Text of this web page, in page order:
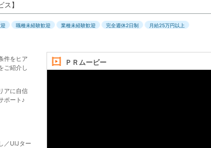
】
職種未経験歓迎 業種未経験歓迎 完全週休2日制
月給25万円以上
ＰＲムービー
件をヒア
ご紹介し
アに自信
ポート♪
／UIJター